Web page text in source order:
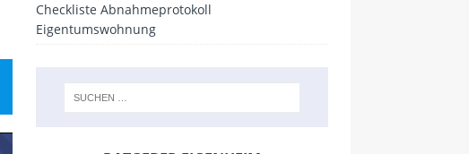
Checkliste Abnahmeprotokoll
Eigentumswohnung